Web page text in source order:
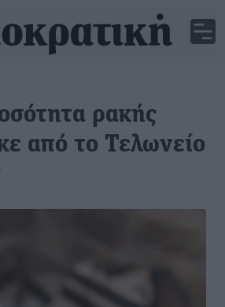
ρακής
από το Τελωνείο